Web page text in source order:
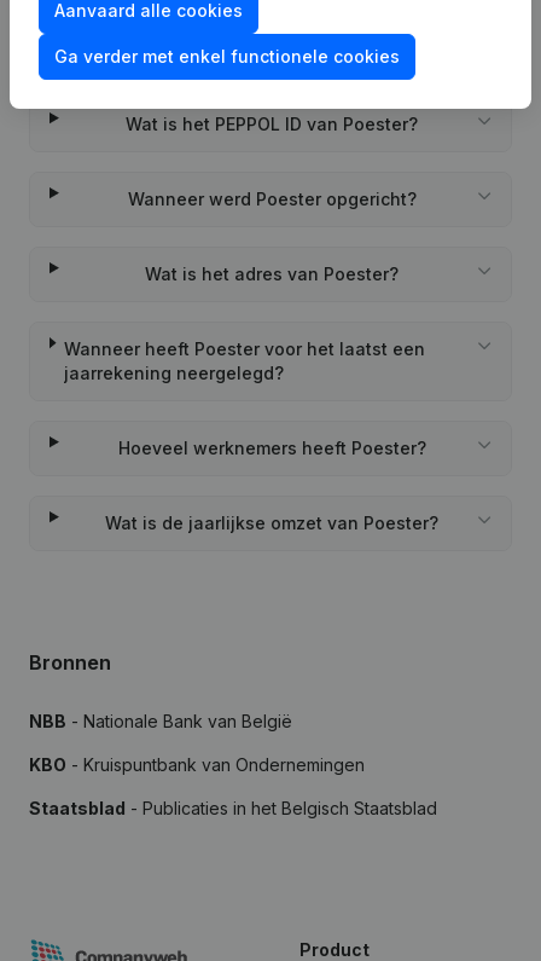
Wat is het btw-nummer van Poester?
Wat is het PEPPOL ID van Poester?
Wanneer werd Poester opgericht?
Wat is het adres van Poester?
Wanneer heeft Poester voor het laatst een
jaarrekening neergelegd?
Hoeveel werknemers heeft Poester?
Wat is de jaarlijkse omzet van Poester?
Bronnen
NBB - Nationale Bank van België
KBO - Kruispuntbank van Ondernemingen
Staatsblad - Publicaties in het Belgisch Staatsblad
Aanvaard alle cookies
Ga verder met enkel functionele cookies
Product